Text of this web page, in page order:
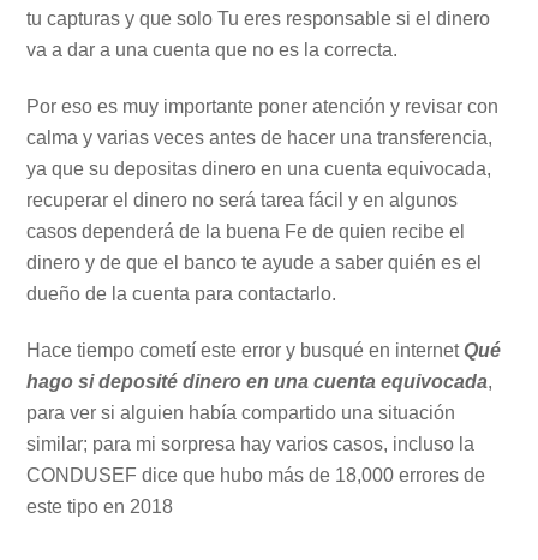
tu capturas y que solo Tu eres responsable si el dinero
va a dar a una cuenta que no es la correcta.
Por eso es muy importante poner atención y revisar con
calma y varias veces antes de hacer una transferencia,
ya que su depositas dinero en una cuenta equivocada,
recuperar el dinero no será tarea fácil y en algunos
casos dependerá de la buena Fe de quien recibe el
dinero y de que el banco te ayude a saber quién es el
dueño de la cuenta para contactarlo.
Hace tiempo cometí este error y busqué en internetQué
hago si deposité dinero en una cuenta equivocada,
para ver si alguien había compartido una situación
similar; para mi sorpresa hay varios casos, incluso la
CONDUSEF dice que hubo más de 18,000 errores de
este tipo en 2018